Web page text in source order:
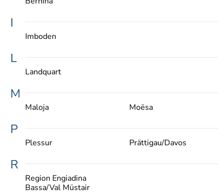
I
Imboden
L
Landquart
M
Maloja Moësa
P
Plessur Prättigau/Davos
R
Region Engiadina
Bassa/Val Müstair